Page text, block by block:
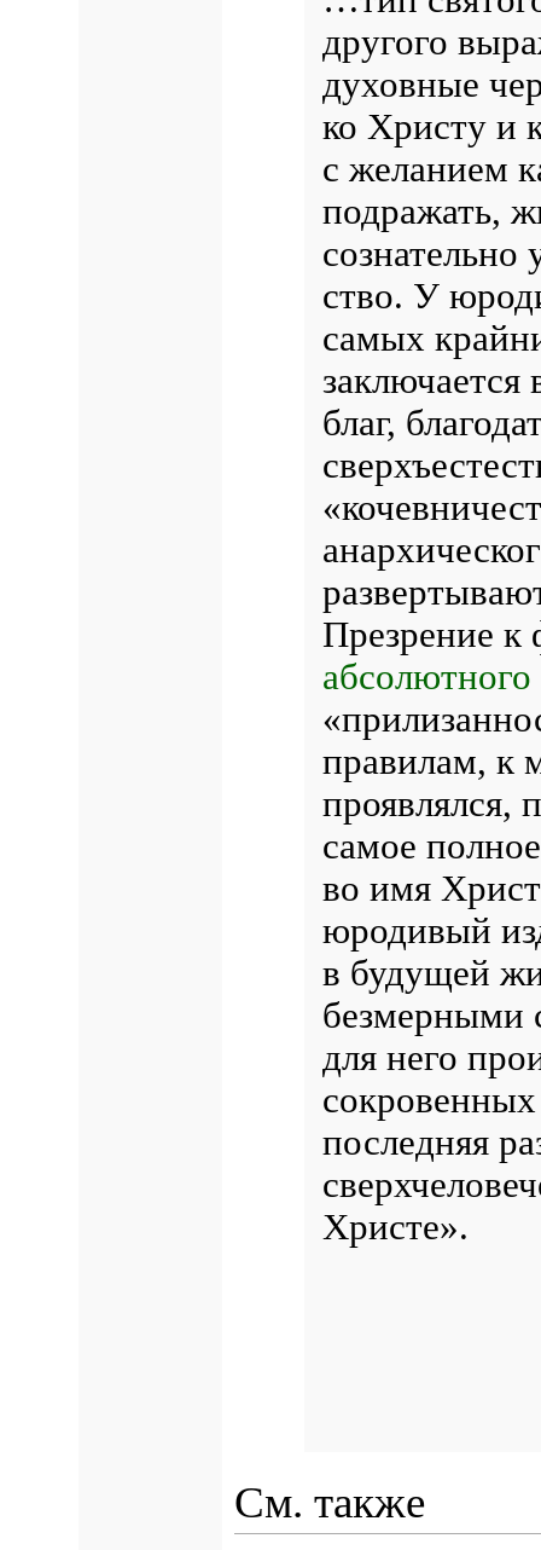
другого
духовные
ко Христу и
с желанием
подражать,
ство. У
самых
благ,
Презрение к
правилам, к
проявлялся,
самое
во имя
юродивый
в буду­щей
безмерными
для него
сокровенных
последняя
Христе».
См. также